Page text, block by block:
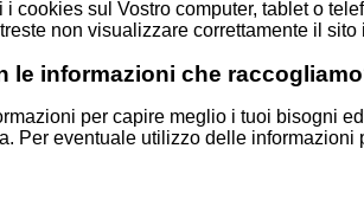
cookies sul Vostro computer, tablet o
non visualizzare correttamente il sito
le informazioni che
per capire meglio i tuoi bisogni
Per eventuale utilizzo delle informazioni